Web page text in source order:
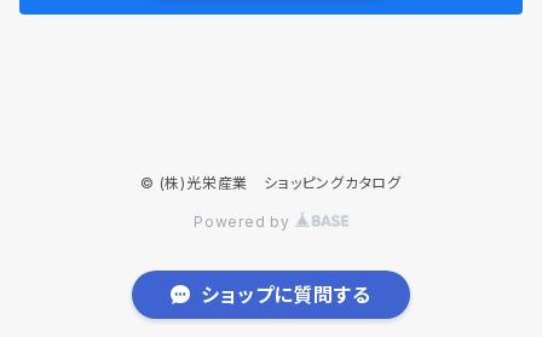
© (株)光栄産業 ショッピングカタログ
Powered by
ショップに質問する